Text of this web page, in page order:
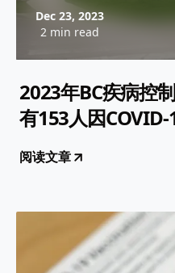
Dec 23, 2023
2 min read
2023年BC疾病控
有153人因COVID-
阅读文章